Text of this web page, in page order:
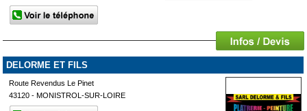
DELORME ET FILS
Route Revendus Le Pinet
43120 - MONISTROL-SUR-LOIRE